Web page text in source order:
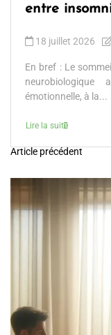
entre
18 juillet 2026
En bref : Le
émotionnelle, à la...
Lire la suite
N
a
v
i
i
o
Article précédent